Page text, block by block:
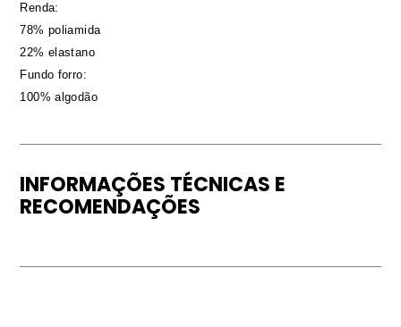
Renda:
78% poliamida
22% elastano
Fundo forro:
100% algodão
INFORMAÇÕES TÉCNICAS E
RECOMENDAÇÕES